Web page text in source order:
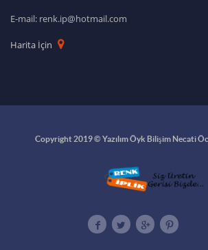
E-mail: renk.ip@hotmail.com
Harita İçin
Copyright 2019 © Yazılım Öyk Bilişim Necati